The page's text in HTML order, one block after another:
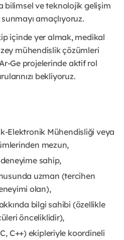
bilimsel ve teknolojik gelişim
amaçlıyoruz.
içinde yer almak, medikal
mühendislik çözümleri
Ge projelerinde aktif rol
bekliyoruz.
Elektronik Mühendisliği veya
mezun,
deneyime sahip,
uzman (tercihen
olan),
bilgi sahibi (özellikle
önceliklidir),
C++) ekipleriyle koordineli